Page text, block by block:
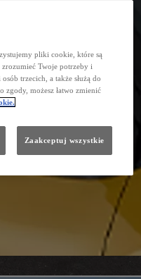
pliki cookie, które są
Twoje potrzeby i
trzecich, a także służą do
zgody, możesz łatwo zmienić
Zaakceptuj wszystkie